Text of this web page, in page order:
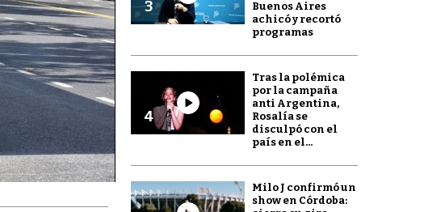
3
Buenos Aires
achicó y recortó
programas
4
Tras la polémica
por la campaña
anti Argentina,
Rosalía se
disculpó con el
país en el...
Milo J confirmó un
show en Córdoba: